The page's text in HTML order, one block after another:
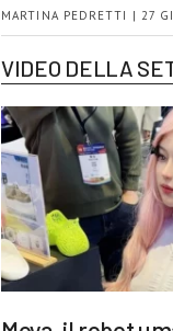
MARTINA PEDRETTI | 27
VIDEO DELLA